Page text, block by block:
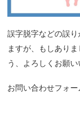
誤字脱字などの誤
ますが、もしあり
う、よろしくお願い
お問い合わせフォー